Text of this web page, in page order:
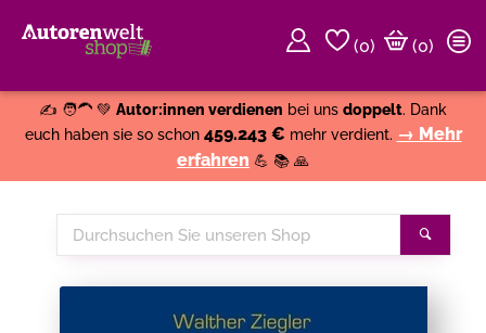
(0)
(0)
✍️ 🧑‍🦱 💚 Autor:innen verdienen bei uns doppelt. Dank
euch haben sie so schon 459.243 € mehr verdient. → Mehr
erfahren 💪 📚 🙏
Durchsuchen
Sie